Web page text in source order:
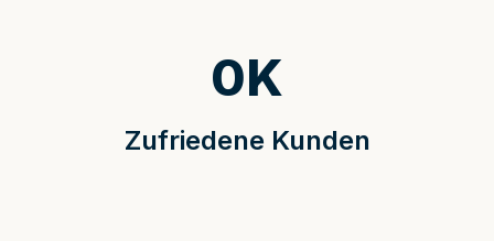
Zufriedene Kunden
0K